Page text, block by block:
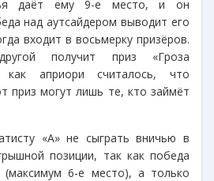
даёт ему 9-е место, и он
над аутсайдером выводит его
входит в восьмерку призёров.
получит приз «Гроза
как априори считалось, что
приз могут лишь те, кто займёт
«А» не сыграть вничью в
позиции, так как победа
6-е место), а только